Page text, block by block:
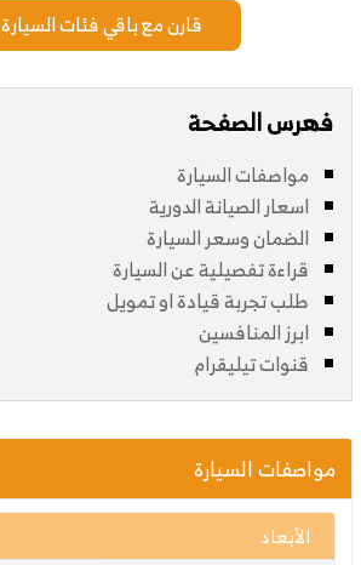
قارن مع باقي فئات السيارة
فهرس الصفحة
مواصفات السيارة
اسعار الصيانة الدورية
الضمان وسعر السيارة
قراءة تفصيلية عن السيارة
طلب تجربة قيادة او تمويل
ابرز المنافسين
قنوات تيليقرام
مواصفات السيارة
الأبعاد